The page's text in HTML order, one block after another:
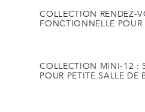
COLLECTION RENDEZ-
FONCTIONNELLE POUR
COLLECTION MINI-12 :
POUR PETITE SALLE DE